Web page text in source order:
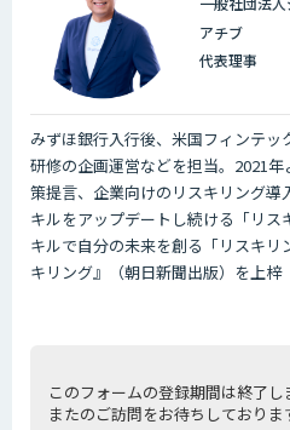
アチブ
代表理事
みずほ銀⾏入⾏後、米国フィンテッ
研修の企画運営などを担当。2021
策提言、企業向けのリスキリング導
キルをアップデートし続ける「リ
キルで自分の未来を創る「リスキ
キリング』（朝日新聞出版）を上梓